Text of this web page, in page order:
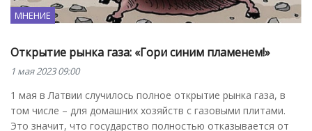
МНЕНИЕ
Открытие рынка газа: «Гори синим пламенем!»
1 мая 2023 09:00
1 мая в Латвии случилось полное открытие рынка газа, в
том числе – для домашних хозяйств с газовыми плитами.
Это значит, что государство полностью отказывается от